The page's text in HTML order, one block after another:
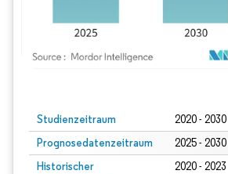
Studienzeitraum 2020 - 2030
Prognosedatenzeitraum 2025 - 2030
Historischer
2020 - 2023